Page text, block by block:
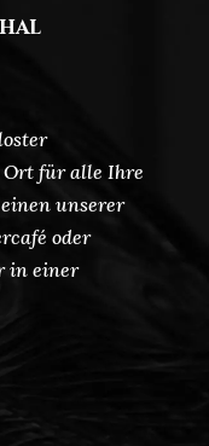
für alle Ihre
unserer
oder
in einer